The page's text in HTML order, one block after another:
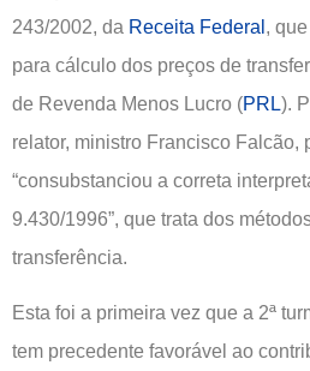
243/2002, da Receita Federal ,
para cálculo dos preços de
de Revenda Menos Lucro (PRL).
relator, ministro Francisco Falcão,
“consubstanciou a correta
9.430/1996”, que trata dos
transferência.
Esta foi a primeira vez que a 2ª
tem precedente favorável ao